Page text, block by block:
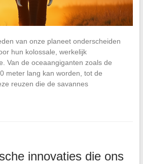
van onze planeet onderscheiden
hun kolossale, werkelijk
Van de oceaangiganten zoals de
meter lang kan worden, tot de
reuzen die de savannes
innovaties die ons